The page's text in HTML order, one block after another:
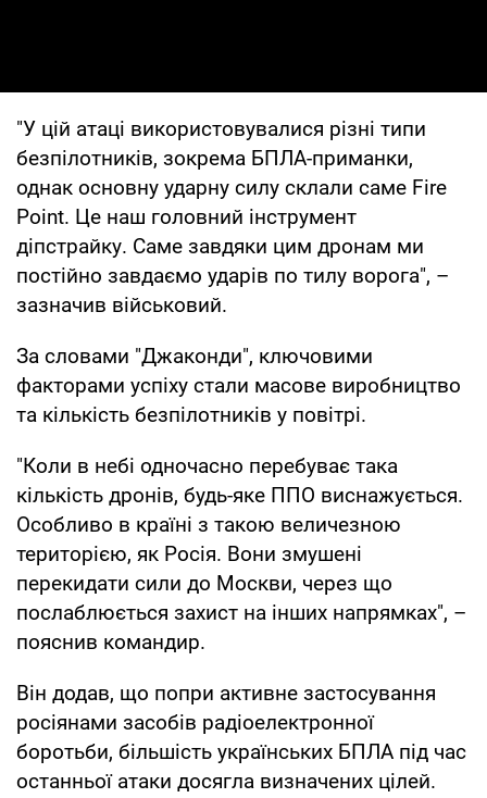
"У цій атаці використовувалися різні типи
безпілотників, зокрема БПЛА-приманки,
однак основну ударну силу склали саме Fire
Point. Це наш головний інструмент
діпстрайку. Саме завдяки цим дронам ми
постійно завдаємо ударів по тилу ворога", –
зазначив військовий.
За словами "Джаконди", ключовими
факторами успіху стали масове виробництво
та кількість безпілотників у повітрі.
"Коли в небі одночасно перебуває така
кількість дронів, будь-яке ППО виснажується.
Особливо в країні з такою величезною
територією, як Росія. Вони змушені
перекидати сили до Москви, через що
послаблюється захист на інших напрямках", –
пояснив командир.
Він додав, що попри активне застосування
росіянами засобів радіоелектронної
боротьби, більшість українських БПЛА під час
останньої атаки досягла визначених цілей.